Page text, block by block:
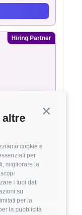
Continua
altre
cookie e
per
migliorare la
i tuoi dati
su
per la
la pubblicità
Hiring Partner
Hiring Partner